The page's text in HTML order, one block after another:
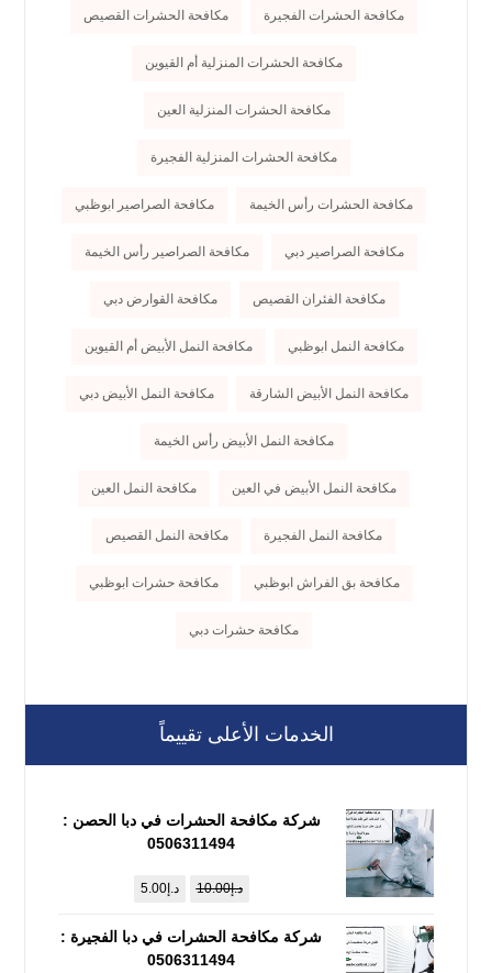
مكافحة الحشرات الفجيرة مكافحة الحشرات القصيص
مكافحة الحشرات المنزلية أم القيوين
مكافحة الحشرات المنزلية العين
مكافحة الحشرات المنزلية الفجيرة
مكافحة الحشرات رأس الخيمة مكافحة الصراصير ابوظبي
مكافحة الصراصير دبي مكافحة الصراصير رأس الخيمة
مكافحة الفئران القصيص مكافحة القوارض دبي
مكافحة النمل ابوظبي مكافحة النمل الأبيض أم القيوين
مكافحة النمل الأبيض الشارقة مكافحة النمل الأبيض دبي
مكافحة النمل الأبيض رأس الخيمة
مكافحة النمل الأبيض في العين مكافحة النمل العين
مكافحة النمل الفجيرة مكافحة النمل القصيص
مكافحة بق الفراش ابوظبي مكافحة حشرات ابوظبي
مكافحة حشرات دبي
الخدمات الأعلى تقييماً
شركة مكافحة الحشرات في دبا الحصن :
0506311494
د.إ10.00 د.إ5.00
شركة مكافحة الحشرات في دبا الفجيرة :
0506311494